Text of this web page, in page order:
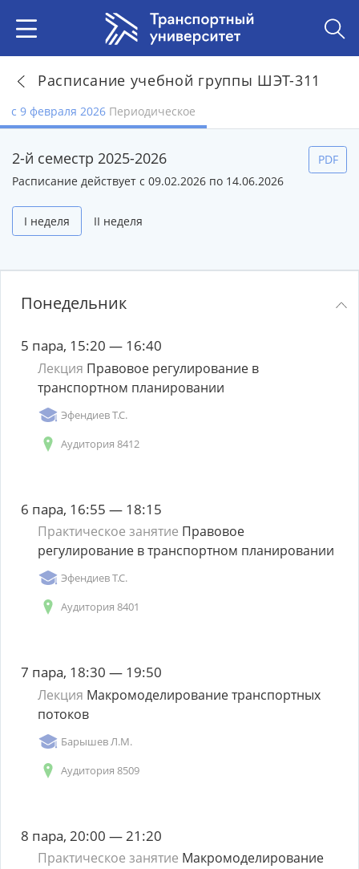
Расписание учебной группы ШЭТ-311
с 9 февраля 2026 Периодическое
2-й семестр 2025-2026
Расписание действует с 09.02.2026 по 14.06.2026
I неделя II неделя
PDF
Понедельник
5 пара, 15:20 — 16:40
Лекция Правовое регулирование в
транспортном планировании
Эфендиев Т.С.
Аудитория 8412
6 пара, 16:55 — 18:15
Практическое занятие Правовое
регулирование в транспортном планировании
Эфендиев Т.С.
Аудитория 8401
7 пара, 18:30 — 19:50
Лекция Макромоделирование транспортных
потоков
Барышев Л.М.
Аудитория 8509
8 пара, 20:00 — 21:20
Практическое занятие Макромоделирование